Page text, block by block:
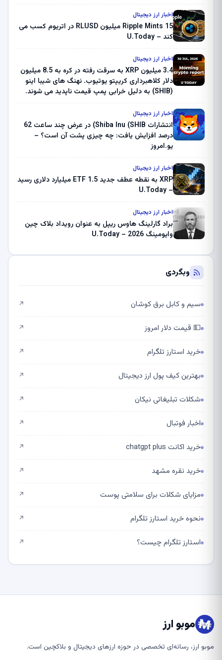
اخبار ارز دیجیتال
Ripple Mints 15 میلیون RLUSD در اتریوم کسب می
کند – U.Today
اخبار ارز دیجیتال
3.4 میلیون XRP به سرقت رفته در کره به 8.5 میلیون
دلار کلاهبرداری کریپتو یوتیوب. نهنگ های شیبا اینو
(SHIB) به دلیل خرابی پمپ قیمت ناپدید می شوند.
ثبت کرد – گزارش کریپتو صبح – U.Today
اخبار ارز دیجیتال
انتشارات Shiba Inu (SHIB) در عرض چند ساعت 62
درصد افزایش یافت: چه چیزی پشت آن است؟ –
یو.امروز
اخبار ارز دیجیتال
XRP به نقطه عطف جدید ETF 1.5 میلیارد دلاری رسید
– U.Today
اخبار ارز دیجیتال
براد گارلینگ هاوس ریپل به عنوان رویداد بلاک چین
وایومینگ 2026 – U.Today
وبگردی
سیم و کابل برق کوشان ↗
💵 قیمت دلار امروز ↗
خرید استارز تلگرام ↗
بهترین کیف پول ارز دیجیتال ↗
شکلات تبلیغاتی نیکان ↗
اخبار فوتبال ↗
خرید اکانت chatgpt plus ↗
خرید نقره مشهد ↗
مزایای شکلات برای سلامتی پوست ↗
نحوه خرید استارز تلگرام ↗
استارز تلگرام چیست؟ ↗
موبو ارز
موبو ارز، رسانه‌ای تخصصی در حوزه ارزهای دیجیتال و بلاکچین است.